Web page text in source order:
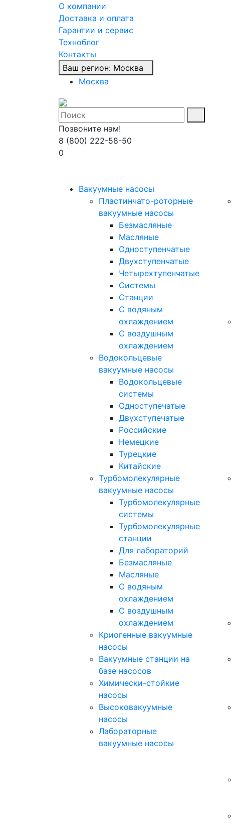
О компании
Доставка и оплата
Гарантии и сервис
Техноблог
Контакты
Ваш регион: Москва
Москва
Позвоните нам!
8 (800) 222-58-50
0
Вакуумные насосы
Пластинчато-роторные
вакуумные насосы
Безмасляные
Масляные
Одноступенчатые
Двухступенчатые
Четырехтупенчатые
Системы
Станции
С водяным
охлаждением
С воздушным
охлаждением
Водокольцевые
вакуумные насосы
Водокольцевые
системы
Одноступечатые
Двухступечатые
Российские
Немецкие
Турецкие
Китайские
Турбомолекулярные
вакуумные насосы
Турбомолекулярные
системы
Турбомолекулярные
станции
Для лабораторий
Безмасляные
Масляные
C водяным
охлаждением
C воздушным
охлаждением
Криогенные вакуумные
насосы
Вакуумные станции на
базе насосов
Химически-стойкие
насосы
Высоковакуумные
насосы
Лабораторные
вакуумные насосы